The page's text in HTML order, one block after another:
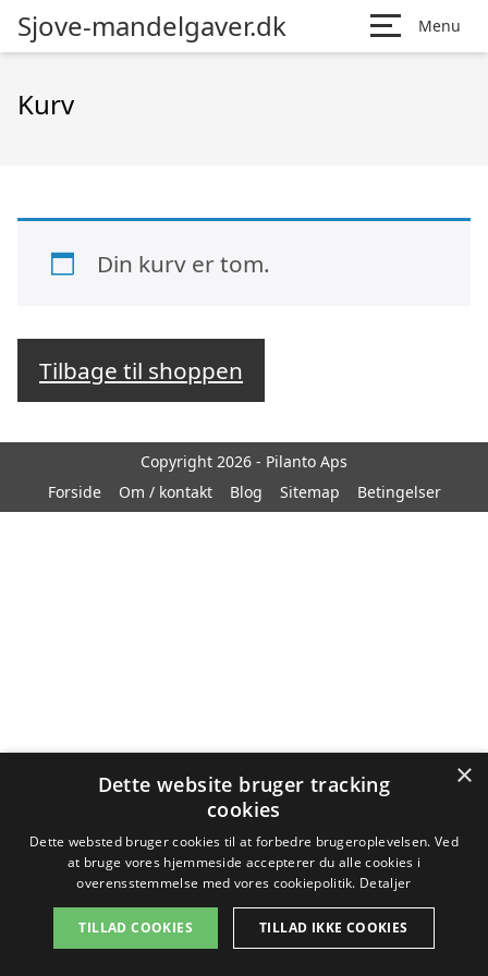
Sjove-mandelgaver.dk Menu
Kurv
Din kurv er tom.
Tilbage til shoppen
Copyright 2026 - Pilanto Aps
Forside
Om / kontakt Blog Sitemap Betingelser
×
Dette website bruger tracking
cookies
Dette websted bruger cookies til at forbedre brugeroplevelsen. Ved
at bruge vores hjemmeside accepterer du alle cookies i
overensstemmelse med vores cookiepolitik. Detaljer
TILLAD COOKIES TILLAD IKKE COOKIES